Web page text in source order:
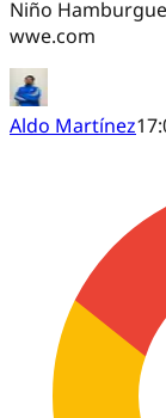
Niño
wwe.com
Aldo Martínez